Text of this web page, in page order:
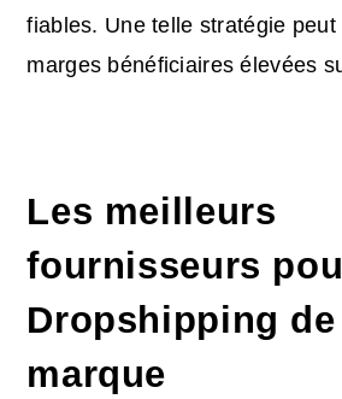
fiables. Une telle stratégie peut
marges bénéficiaires élevées
Les meilleurs
fournisseurs
Dropshipping de
marque